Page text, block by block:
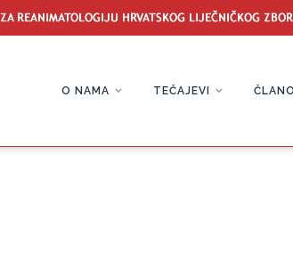
O NAMA TEČAJEVI